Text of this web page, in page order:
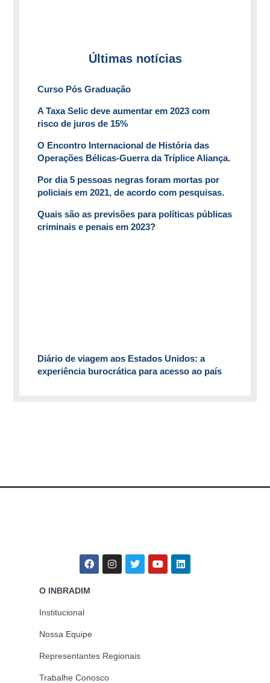
Últimas notícias
Curso Pós Graduação
A Taxa Selic deve aumentar em 2023 com
risco de juros de 15%
O Encontro Internacional de História das
Operações Bélicas-Guerra da Tríplice Aliança.
Por dia 5 pessoas negras foram mortas por
policiais em 2021, de acordo com pesquisas.
Quais são as previsões para políticas públicas
criminais e penais em 2023?
Diário de viagem aos Estados Unidos: a
experiência burocrática para acesso ao país
O INBRADIM
Institucional
Nossa Equipe
Representantes Regionais
Trabalhe Conosco